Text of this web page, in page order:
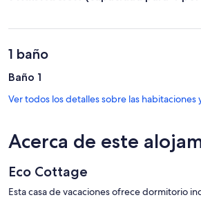
1 baño
Baño 1
Ver todos los detalles sobre las habitaciones
Acerca de este
Eco Cottage
Esta casa de vacaciones ofrece dormitorio